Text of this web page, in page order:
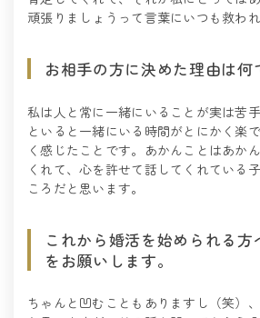
頑張りましょうって言葉にいつも救われ
お相手の方に決めた理由は何
私は人と常に一緒にいることが実は苦
といると一緒にいる時間がとにかく楽
く感じたことです。あかんことはあか
くれて、心を許せて話してくれている
ころだと思います。
これから婚活を始められる方
をお願いします。
ちゃんと凹むこともありますし（笑）